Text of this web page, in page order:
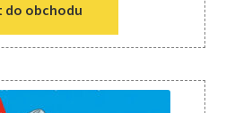
do obchodu